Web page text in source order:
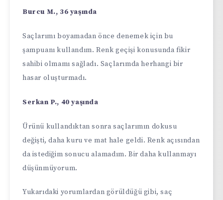
Burcu M., 36 yaşında
Saçlarımı boyamadan önce denemek için bu
şampuanı kullandım. Renk geçişi konusunda fikir
sahibi olmamı sağladı. Saçlarımda herhangi bir
hasar oluşturmadı.
Serkan P., 40 yaşında
Ürünü kullandıktan sonra saçlarımın dokusu
değişti, daha kuru ve mat hale geldi. Renk açısından
da istediğim sonucu alamadım. Bir daha kullanmayı
düşünmüyorum.
Yukarıdaki yorumlardan görüldüğü gibi, saç